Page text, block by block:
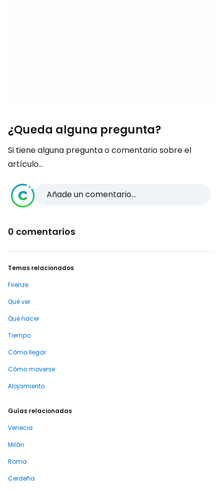
¿Queda alguna pregunta?
Si tiene alguna pregunta o comentario sobre el
artículo...
Añade un comentario...
0 comentarios
Temas relacionados
Firenze
Qué ver
Qué hacer
Tiempo
Cómo llegar
Cómo moverse
Alojamiento
Guías relacionadas
Venecia
Milán
Roma
Cerdeña